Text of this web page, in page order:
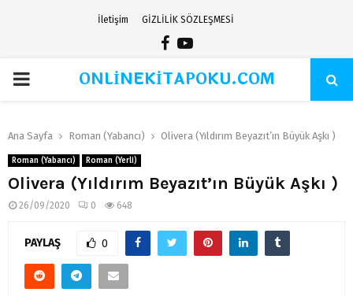
İletişim GİZLİLİK SÖZLEŞMESİ
Facebook
Youtube
PRIMARYONLİNEKİTAPOKU.COM
Ana Sayfa Roman (Yabancı) Olivera (Yıldırım Beyazıt’ın Büyük Aşkı )
Roman (Yabancı) Roman (Yerli)
Olivera (Yıldırım Beyazıt’ın Büyük Aşkı )
26/09/2020 0 648
PAYLAŞ 0